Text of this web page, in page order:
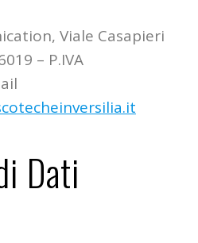
Viale Casapieri
– P.IVA
Dati